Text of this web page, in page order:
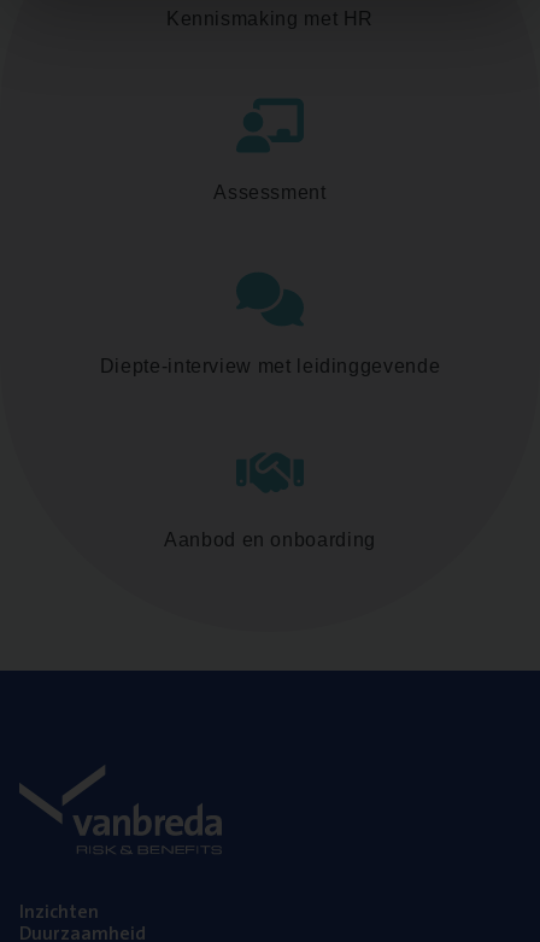
Kennismaking met HR
Assessment
Diepte-interview met leidinggevende
Aanbod en onboarding
Inzich­ten
Duur­zaam­heid